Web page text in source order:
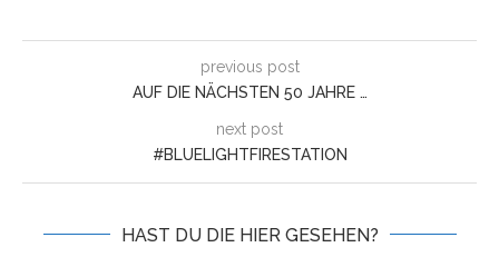
previous post
AUF DIE NÄCHSTEN 50 JAHRE …
next post
#BLUELIGHTFIRESTATION
HAST DU DIE HIER GESEHEN?